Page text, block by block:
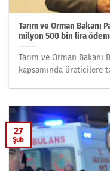
Tarım ve Orman Bakanı
milyon 500 bin lira
Tarım ve Orman
kapsamında üreticilere
27
Şub